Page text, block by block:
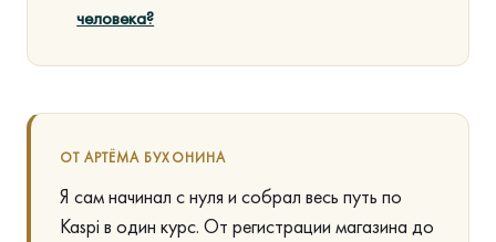
человека?
ОТ АРТЁМА БУХОНИНА
Я сам начинал с нуля и собрал весь путь по
Kaspi в один курс. От регистрации магазина до